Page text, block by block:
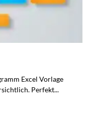
Excel Vorlage
Perfekt...